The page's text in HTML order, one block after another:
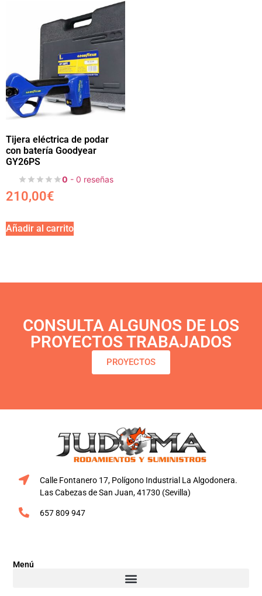
Tijera eléctrica de podar
con batería Goodyear
GY26PS
0 - 0 reseñas
210,00€
Añadir al carrito
CONSULTA ALGUNOS DE LOS
PROYECTOS TRABAJADOS
PROYECTOS
Calle Fontanero 17, Polígono Industrial La Algodonera.
Las Cabezas de San Juan, 41730 (Sevilla)
657 809 947
Menú